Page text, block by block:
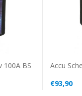
100A BS
Accu
€93,90